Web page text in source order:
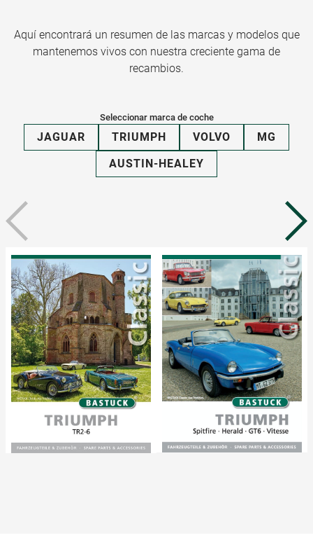
Aquí encontrará un resumen de las marcas y modelos que
mantenemos vivos con nuestra creciente gama de
recambios.
Seleccionar marca de coche
JAGUAR TRIUMPH VOLVO
MG
AUSTIN-HEALEY